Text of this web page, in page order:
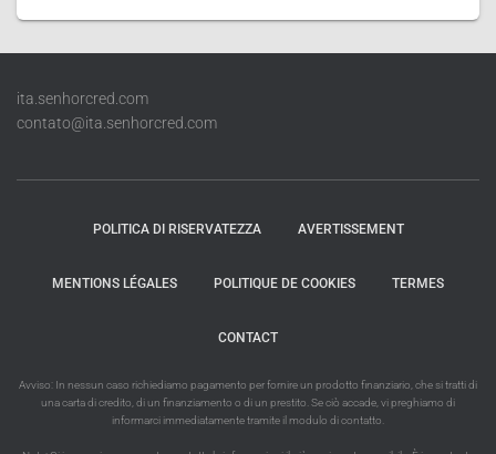
ita.senhorcred.com
contato@ita.senhorcred.com
POLITICA DI RISERVATEZZA AVERTISSEMENT
MENTIONS LÉGALES POLITIQUE DE COOKIES TERMES
CONTACT
Avviso: In nessun caso richiediamo pagamento per fornire un prodotto finanziario, che si tratti di
una carta di credito, di un finanziamento o di un prestito. Se ciò accade, vi preghiamo di
informarci immediatamente tramite il modulo di contatto.